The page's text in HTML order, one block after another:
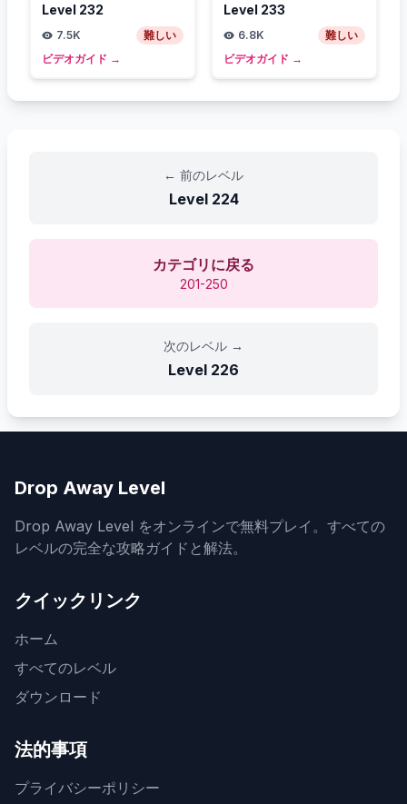
Level 232
7.5K
難しい
ビデオガイド →
Level 233
6.8K
難しい
ビデオガイド →
← 前のレベル
Level 224
カテゴリに戻る
201-250
次のレベル →
Level 226
Drop Away Level
Drop Away Level をオンラインで無料プレイ。すべての
レベルの完全な攻略ガイドと解法。
クイックリンク
ホーム
すべてのレベル
ダウンロード
法的事項
プライバシーポリシー